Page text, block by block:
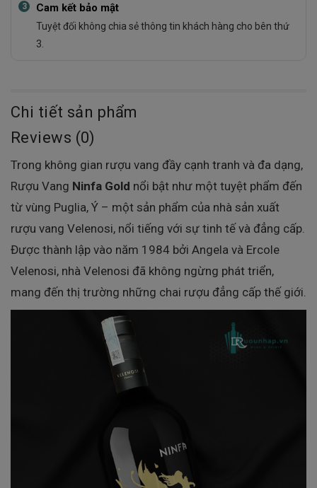
3 Cam kết bảo mật
Tuyệt đối không chia sẻ thông tin khách hàng cho bên thứ
3.
Chi tiết sản phẩm
Reviews (0)
Trong không gian rượu vang đầy cạnh tranh và đa dạng,
Rượu Vang Ninfa Gold nổi bật như một tuyệt phẩm đến
từ vùng Puglia, Ý – một sản phẩm của nhà sản xuất
rượu vang Velenosi, nổi tiếng với sự tinh tế và đẳng cấp.
Được thành lập vào năm 1984 bởi Angela và Ercole
Velenosi, nhà Velenosi đã không ngừng phát triển,
mang đến thị trường những chai rượu đẳng cấp thế giới.